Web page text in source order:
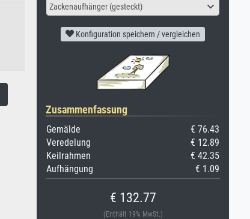
Zackenaufhänger (gesteckt)
Konfiguration speichern / vergleichen
Zusammenfassung
Gemälde
€ 76.43
Veredelung
€ 12.89
Keilrahmen
€ 42.35
Aufhängung
€ 1.09
€ 132.77
(Enthält 19% MwSt.)